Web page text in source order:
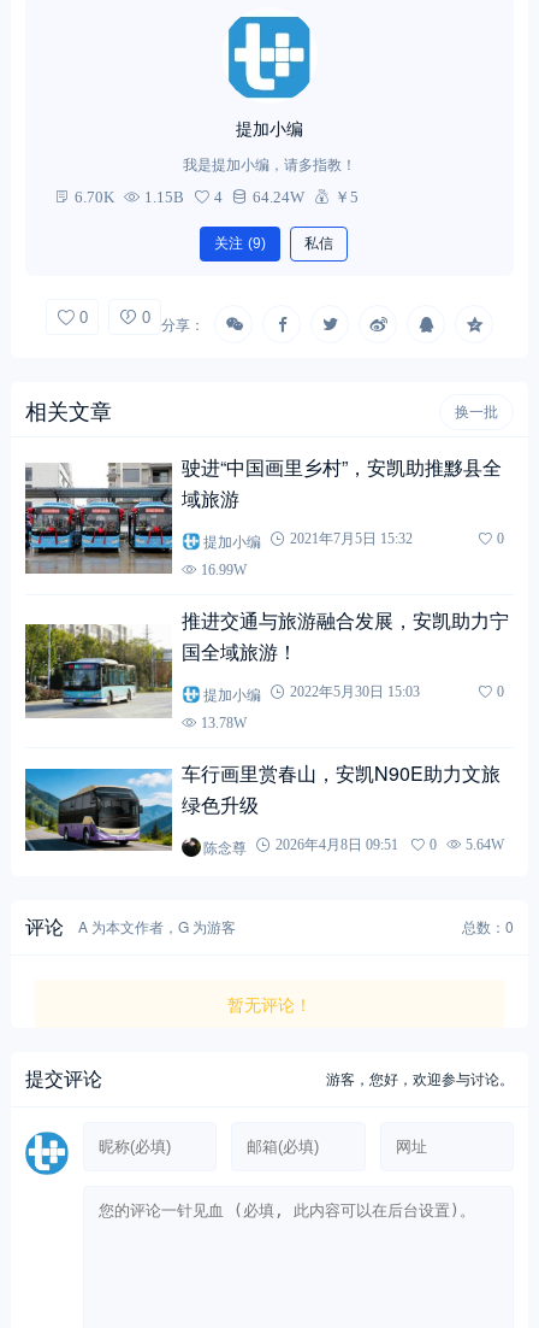
提加小编
我是提加小编，请多指教！
6.70K 1.15B 4 64.24W ￥5
关注 (9) 私信
0 0 分享：
相关文章 换一批
驶进“中国画里乡村”，安凯助推黟县全
域旅游
提加小编 2021年7月5日 15:32
0
16.99W
推进交通与旅游融合发展，安凯助力宁
国全域旅游！
提加小编 2022年5月30日 15:03
0
13.78W
车行画里赏春山，安凯N90E助力文旅
绿色升级
陈念尊 2026年4月8日 09:51 0 5.64W
评论 A 为本文作者，G 为游客 总数：0
暂无评论！
提交评论 游客，您好，欢迎参与讨论。